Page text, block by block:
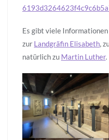
Es gibt viele
zur Landgräfin Elisabeth,
natürlich zu Martin Luther.